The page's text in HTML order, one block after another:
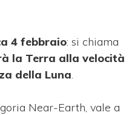
4 febbraio: si chiama
la Terra alla velocità
della Luna
Near-Earth, vale a